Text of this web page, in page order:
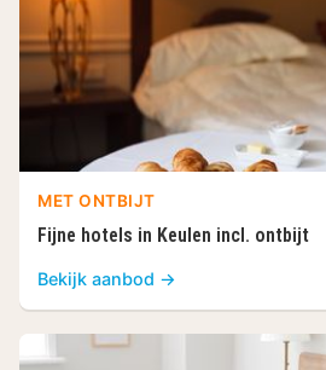
MET ONTBIJT
Fijne hotels in Keulen incl. ontbijt
Bekijk aanbod →